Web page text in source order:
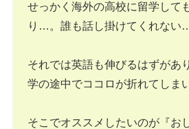
せっかく海外の高校に留学して
り…。誰も話し掛けてくれない…
それでは英語も伸びるはずがあ
学の途中でココロが折れてしま
そこでオススメしたいのが『お